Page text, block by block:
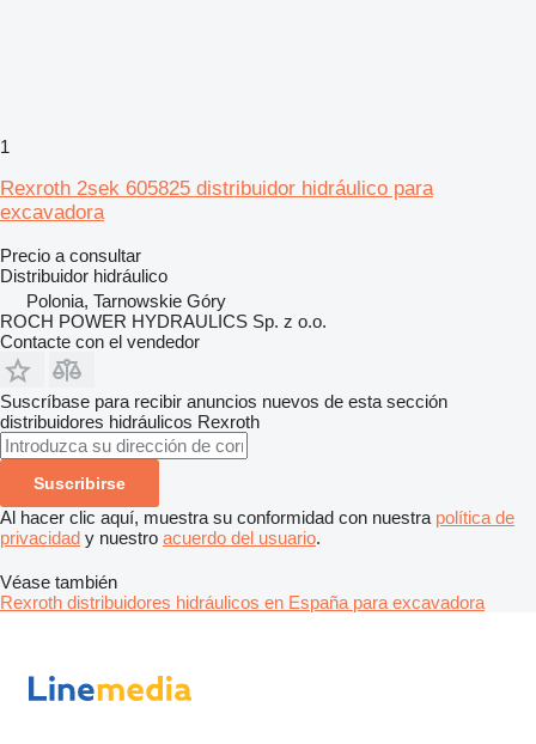
1
Rexroth 2sek 605825 distribuidor hidráulico para
excavadora
Precio a consultar
Distribuidor hidráulico
Polonia, Tarnowskie Góry
ROCH POWER HYDRAULICS Sp. z o.o.
Contacte con el vendedor
Suscríbase para recibir anuncios nuevos de esta sección
distribuidores hidráulicos Rexroth
Suscribirse
Al hacer clic aquí, muestra su conformidad con nuestra política de
privacidad y nuestro acuerdo del usuario.
Véase también
Rexroth distribuidores hidráulicos en España para excavadora